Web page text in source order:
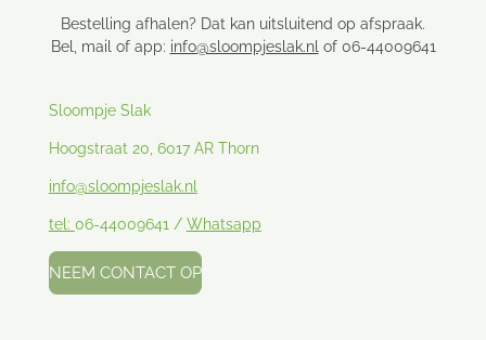
Bestelling afhalen? Dat kan uitsluitend op afspraak.
Bel, mail of app: info@sloompjeslak.nlof 06-44009641
Sloompje Slak
Hoogstraat 20, 6017 AR Thorn
info@sloompjeslak.nl
tel: 06-44009641 / Whatsapp
NEEM CONTACT OP